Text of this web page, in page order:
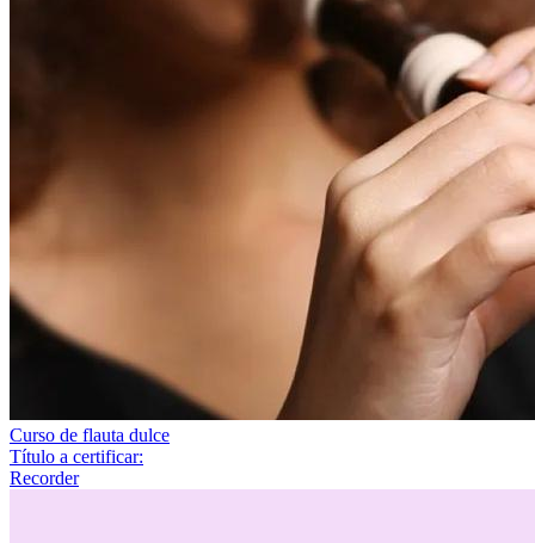
Curso de flauta dulce
Título a certificar:
Recorder